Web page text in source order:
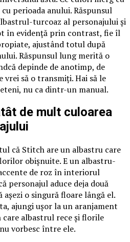
perioada anului. Răspunsul
turcoaz al personajului și
în evidență prin contrast, fie îl
ajustând totul după
Răspunsul lung merită o
depinde de anotimp, de
vrei să o transmiți. Hai să le
nu ca dintr-un manual.
de mult culoarea
că Stitch are un albastru care
obișnuite. E un albastru-
de roz în interiorul
personajul aduce deja două
o singură floare lângă el.
ajungi ușor la un aranjament
care albastrul rece și florile
vorbesc între ele.